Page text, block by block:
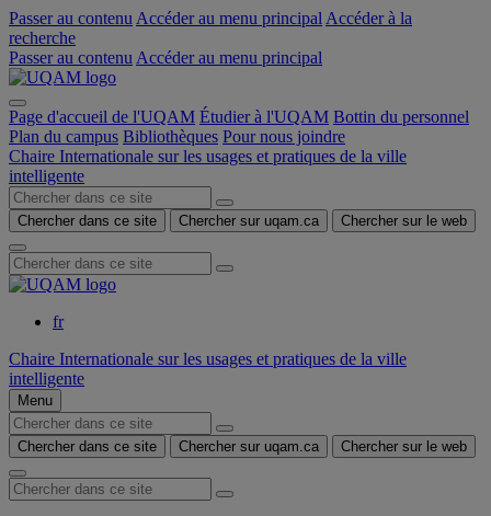
Passer au contenu Accéder au menu principal Accéder à la
recherche
Passer au contenu Accéder au menu principal
Page d'accueil de l'UQAM Étudier à l'UQAM Bottin du personnel
Plan du campus Bibliothèques Pour nous joindre
Chaire Internationale sur les usages et pratiques de la ville
intelligente
Chercher dans ce site Chercher sur uqam.ca Chercher sur le web
fr
Chaire Internationale sur les usages et pratiques de la ville
intelligente
Menu
Chercher dans ce site Chercher sur uqam.ca Chercher sur le web